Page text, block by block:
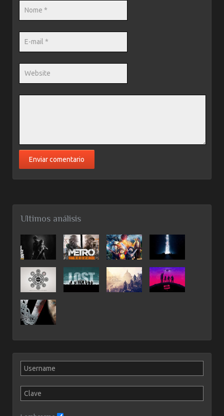
Ultimos análisis